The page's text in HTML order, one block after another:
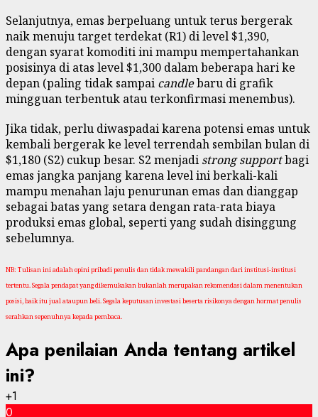
Selanjutnya, emas berpeluang untuk terus bergerak
naik menuju target terdekat (R1) di level $1,390,
dengan syarat komoditi ini mampu mempertahankan
posisinya di atas level $1,300 dalam beberapa hari ke
depan (paling tidak sampai candlebaru di grafik
mingguan terbentuk atau terkonfirmasi menembus).
Jika tidak, perlu diwaspadai karena potensi emas untuk
kembali bergerak ke level terrendah sembilan bulan di
$1,180 (S2) cukup besar. S2 menjadi strong supportbagi
emas jangka panjang karena level ini berkali-kali
mampu menahan laju penurunan emas dan dianggap
sebagai batas yang setara dengan rata-rata biaya
produksi emas global, seperti yang sudah disinggung
sebelumnya.
NB: Tulisan ini adalah opini pribadi penulis dan tidak mewakili pandangan dari institusi-institusi
tertentu. Segala pendapat yang dikemukakan bukanlah merupakan rekomendasi dalam menentukan
posisi, baik itu jual ataupun beli. Segala keputusan investasi beserta risikonya dengan hormat penulis
serahkan sepenuhnya kepada pembaca.
Apa penilaian Anda tentang artikel
ini?
+1
0